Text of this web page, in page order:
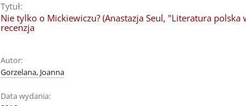
Tytuł:
Nie tylko o Mickiewiczu? (Anastazja Seul, "Literatura
recenzja
Autor:
Gorzelana, Joanna
Data wydania: